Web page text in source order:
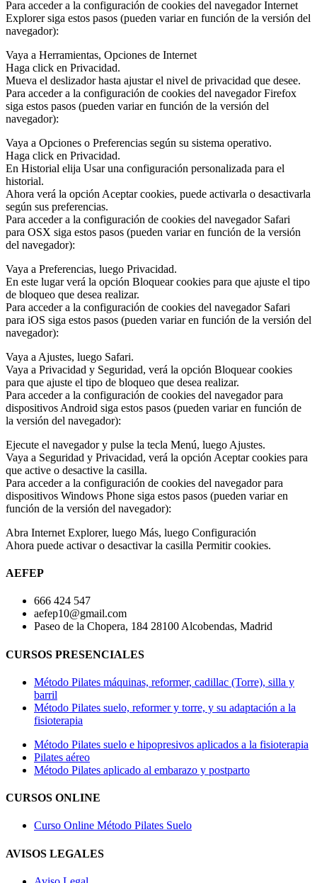
Para acceder a la configuración de cookies del navegador Internet
Explorer siga estos pasos (pueden variar en función de la versión del
navegador):
Vaya a Herramientas, Opciones de Internet
Haga click en Privacidad.
Mueva el deslizador hasta ajustar el nivel de privacidad que desee.
Para acceder a la configuración de cookies del navegador Firefox
siga estos pasos (pueden variar en función de la versión del
navegador):
Vaya a Opciones o Preferencias según su sistema operativo.
Haga click en Privacidad.
En Historial elija Usar una configuración personalizada para el
historial.
Ahora verá la opción Aceptar cookies, puede activarla o desactivarla
según sus preferencias.
Para acceder a la configuración de cookies del navegador Safari
para OSX siga estos pasos (pueden variar en función de la versión
del navegador):
Vaya a Preferencias, luego Privacidad.
En este lugar verá la opción Bloquear cookies para que ajuste el tipo
de bloqueo que desea realizar.
Para acceder a la configuración de cookies del navegador Safari
para iOS siga estos pasos (pueden variar en función de la versión del
navegador):
Vaya a Ajustes, luego Safari.
Vaya a Privacidad y Seguridad, verá la opción Bloquear cookies
para que ajuste el tipo de bloqueo que desea realizar.
Para acceder a la configuración de cookies del navegador para
dispositivos Android siga estos pasos (pueden variar en función de
la versión del navegador):
Ejecute el navegador y pulse la tecla Menú, luego Ajustes.
Vaya a Seguridad y Privacidad, verá la opción Aceptar cookies para
que active o desactive la casilla.
Para acceder a la configuración de cookies del navegador para
dispositivos Windows Phone siga estos pasos (pueden variar en
función de la versión del navegador):
Abra Internet Explorer, luego Más, luego Configuración
Ahora puede activar o desactivar la casilla Permitir cookies.
AEFEP
666 424 547
aefep10@gmail.com
Paseo de la Chopera, 184 28100 Alcobendas, Madrid
CURSOS PRESENCIALES
Método Pilates máquinas, reformer, cadillac (Torre), silla y
barril
Método Pilates suelo, reformer y torre, y su adaptación a la
fisioterapia
Método Pilates suelo e hipopresivos aplicados a la fisioterapia
Pilates aéreo
Método Pilates aplicado al embarazo y postparto
CURSOS ONLINE
Curso Online Método Pilates Suelo
AVISOS LEGALES